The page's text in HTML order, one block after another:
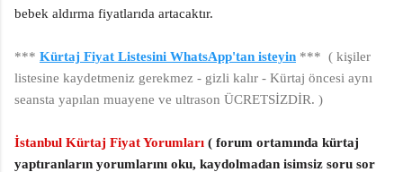
bebek aldırma fiyatlarıda artacaktır.
*** Kürtaj Fiyat Listesini WhatsApp'tan isteyin *** ( kişiler
listesine kaydetmeniz gerekmez - gizli kalır - Kürtaj öncesi aynı
seansta yapılan muayene ve ultrason ÜCRETSİZDİR. )
İstanbul Kürtaj Fiyat Yorumları ( forum ortamında kürtaj
yaptıranların yorumlarını oku, kaydolmadan isimsiz soru sor